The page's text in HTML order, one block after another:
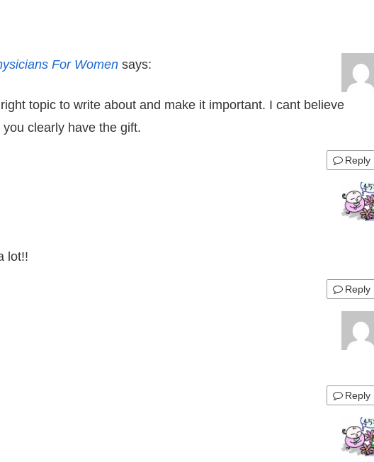
For Women says:
topic to write about and make it important. I cant believe
clearly have the gift.
Reply
lot!!
Reply
Reply